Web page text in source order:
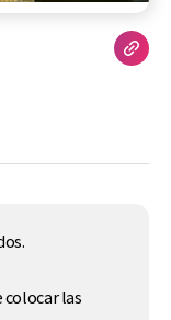
colocar las